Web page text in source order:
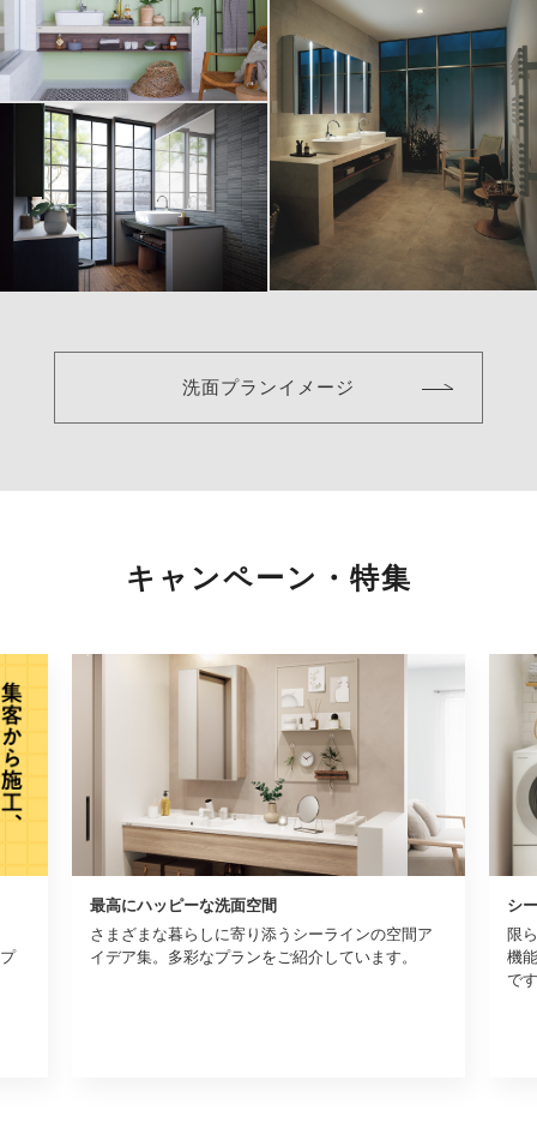
洗面プランイメージ
キャンペーン・特集
最高にハッピーな洗面空間
さまざまな暮らしに寄り添うシーラインの空間ア
イデア集。多彩なプランをご紹介しています。
シ
限
機
で